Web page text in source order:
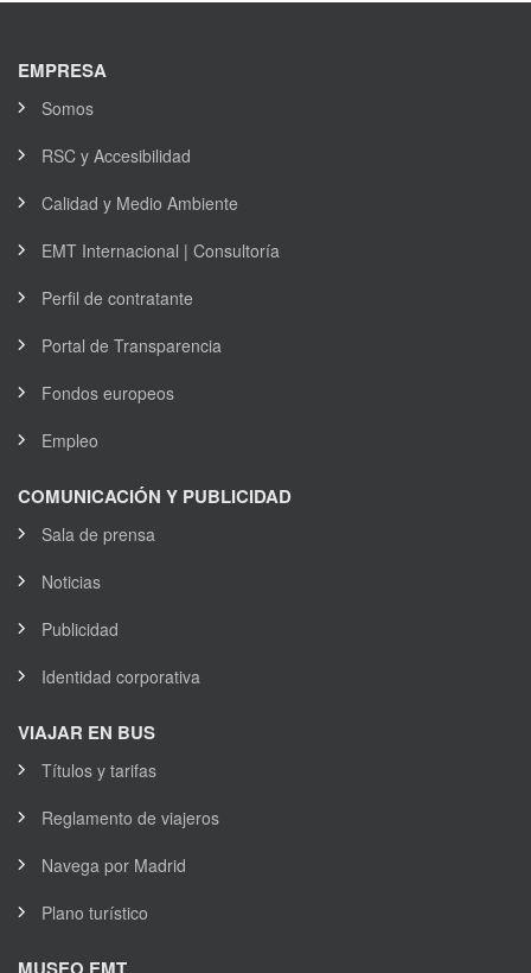
EMPRESA
Somos
RSC y Accesibilidad
Calidad y Medio Ambiente
EMT Internacional | Consultoría
Perfil de contratante
Portal de Transparencia
Fondos europeos
Empleo
COMUNICACIÓN Y PUBLICIDAD
Sala de prensa
Noticias
Publicidad
Identidad corporativa
VIAJAR EN BUS
Títulos y tarifas
Reglamento de viajeros
Navega por Madrid
Plano turístico